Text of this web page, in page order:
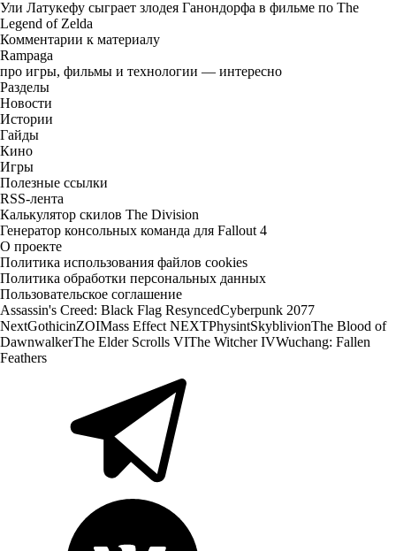
Ули Латукефу сыграет злодея Ганондорфа в фильме по The
Legend of Zelda
Комментарии к материалу
Rampaga
про игры, фильмы и технологии — интересно
Разделы
Новости
Истории
Гайды
Кино
Игры
Полезные ссылки
RSS-лента
Калькулятор скилов The Division
Генератор консольных команда для Fallout 4
О проекте
Политика использования файлов cookies
Политика обработки персональных данных
Пользовательское соглашение
Assassin's Creed: Black Flag ResyncedCyberpunk 2077
NextGothicinZOIMass Effect NEXTPhysintSkyblivionThe Blood of
DawnwalkerThe Elder Scrolls VIThe Witcher IVWuchang: Fallen
Feathers